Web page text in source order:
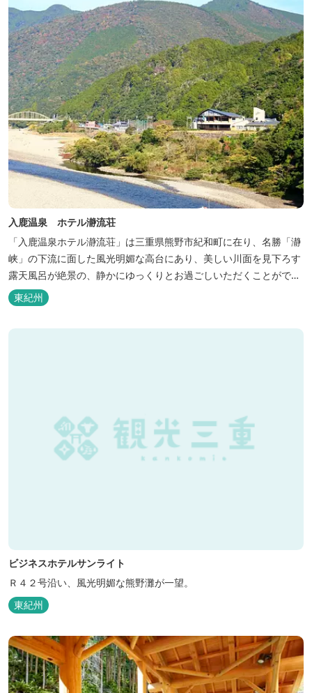
入鹿温泉 ホテル瀞流荘
「入鹿温泉ホテル瀞流荘」は三重県熊野市紀和町に在り、名勝「瀞
峡」の下流に面した風光明媚な高台にあり、美しい川面を見下ろす
露天風呂が絶景の、静かにゆっくりとお過ごしいただくことができ
る温泉宿泊施設です。 熊野古道をはじめ、日本一の棚田と称される
丸山千枚田、赤木城跡、熊野本宮大社（熊野三山）、玉置神社が近
東紀州
ビジネスホテルサンライト
Ｒ４２号沿い、風光明媚な熊野灘が一望。
東紀州